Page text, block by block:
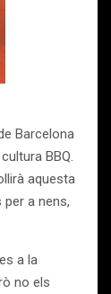
Barcelona
BBQ.
aquesta
a nens,
a la
no els